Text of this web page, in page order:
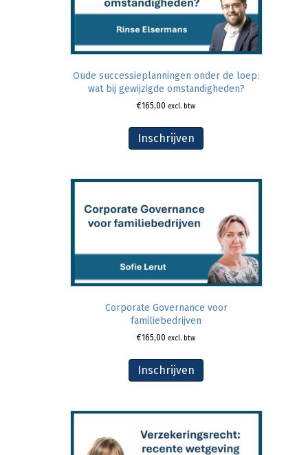
Oude successieplanningen onder de loep:
wat bij gewijzigde omstandigheden?
€165,00 excl. btw
Inschrijven
Corporate Governance voor
familiebedrijven
€165,00 excl. btw
Inschrijven